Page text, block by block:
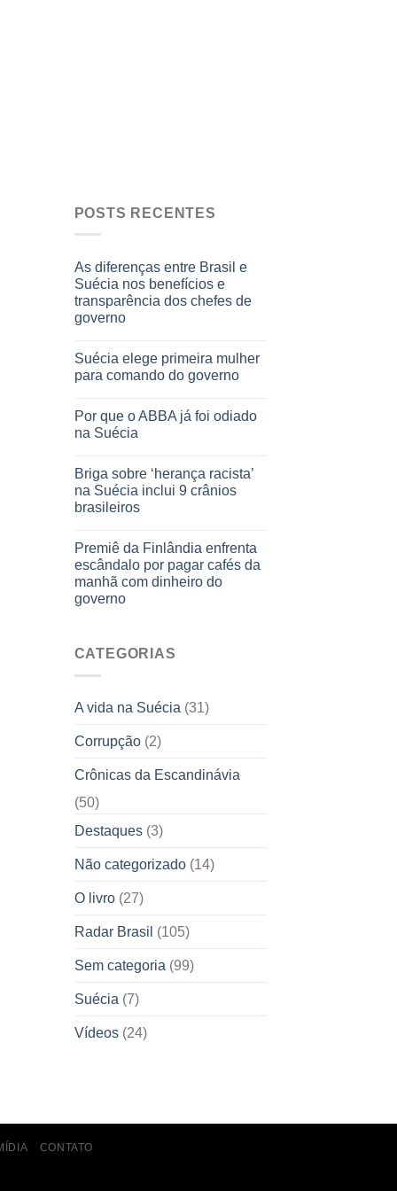
POSTS RECENTES
As diferenças entre Brasil e
Suécia nos benefícios e
transparência dos chefes de
governo
Suécia elege primeira mulher
para comando do governo
Por que o ABBA já foi odiado
na Suécia
Briga sobre ‘herança racista’
na Suécia inclui 9 crânios
brasileiros
Premiê da Finlândia enfrenta
escândalo por pagar cafés da
manhã com dinheiro do
governo
CATEGORIAS
A vida na Suécia (31)
Corrupção(2)
Crônicas da Escandinávia
(50)
Destaques(3)
Não categorizado(14)
O livro(27)
Radar Brasil (105)
Sem categoria (99)
Suécia (7)
Vídeos(24)
CONTATO